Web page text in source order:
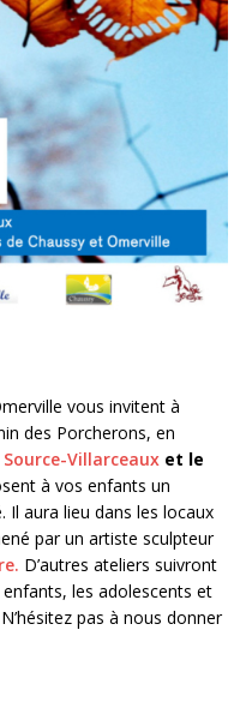
vous invitent à
des Porcherons, en
Villarceaux et le
à vos enfants un
Il aura lieu dans les locaux
par un artiste sculpteur
D’autres ateliers suivront
les adolescents et
N’hésitez pas à nous donner